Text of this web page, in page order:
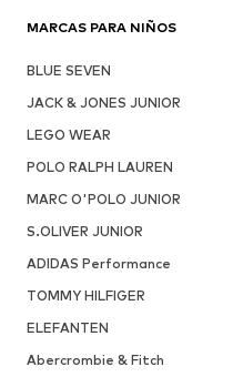
MARCAS PARA NIÑOS
BLUE SEVEN
JACK & JONES JUNIOR
LEGO WEAR
POLO RALPH LAUREN
MARC O'POLO JUNIOR
S.OLIVER JUNIOR
ADIDAS Performance
TOMMY HILFIGER
ELEFANTEN
Abercrombie & Fitch